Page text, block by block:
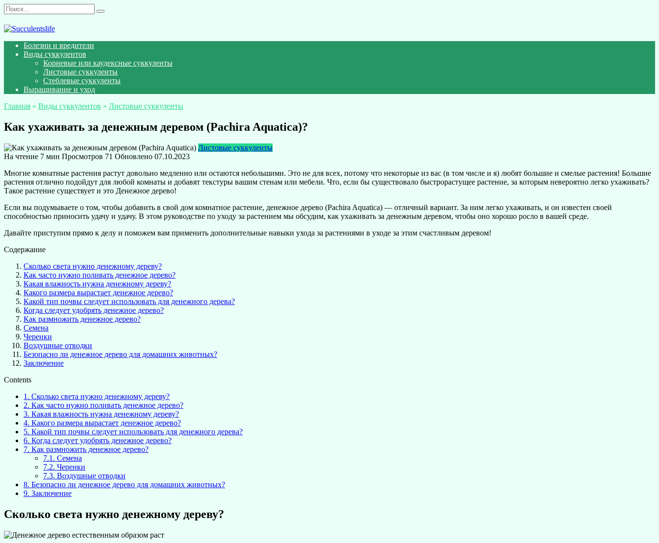
Перейти
к
содержанию
Search
for:
Болезни и вредители
Виды суккулентов
Корневые или каудексные суккуленты
Листовые суккуленты
Стеблевые суккуленты
Выращивание и уход
Главная » Виды суккулентов » Листовые суккуленты
Как ухаживать за денежным деревом (Pachira Aquatica)?
Листовые суккуленты
На чтение 7 мин Просмотров 71 Обновлено 07.10.2023
Многие комнатные растения растут довольно медленно или остаются небольшими. Это не для всех, потому что некоторые из вас (в том числе и я) любят большие и смелые растения! Большие
растения отлично подойдут для любой комнаты и добавят текстуры вашим стенам или мебели. Что, если бы существовало быстрорастущее растение, за которым невероятно легко ухаживать?
Такое растение существует и это Денежное дерево!
Если вы подумываете о том, чтобы добавить в свой дом комнатное растение, денежное дерево (Pachira Aquatica) — отличный вариант. За ним легко ухаживать, и он известен своей
способностью приносить удачу и удачу. В этом руководстве по уходу за растением мы обсудим, как ухаживать за денежным деревом, чтобы оно хорошо росло в вашей среде.
Давайте приступим прямо к делу и поможем вам применить дополнительные навыки ухода за растениями в уходе за этим счастливым деревом!
Содержание
Сколько света нужно денежному дереву?
Как часто нужно поливать денежное дерево?
Какая влажность нужна денежному дереву?
Какого размера вырастает денежное дерево?
Какой тип почвы следует использовать для денежного дерева?
Когда следует удобрять денежное дерево?
Как размножить денежное дерево?
Семена
Черенки
Воздушные отводки
Безопасно ли денежное дерево для домашних животных?
Заключение
Contents
1. Сколько света нужно денежному дереву?
2. Как часто нужно поливать денежное дерево?
3. Какая влажность нужна денежному дереву?
4. Какого размера вырастает денежное дерево?
5. Какой тип почвы следует использовать для денежного дерева?
6. Когда следует удобрять денежное дерево?
7. Как размножить денежное дерево?
7.1. Семена
7.2. Черенки
7.3. Воздушные отводки
8. Безопасно ли денежное дерево для домашних животных?
9. Заключение
Сколько света нужно денежному дереву?